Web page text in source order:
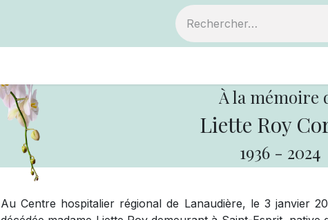
À la mémoire
Liette Roy
1936 - 2024
Au Centre hospitalier régional de Lanaudière, le 3 janvier